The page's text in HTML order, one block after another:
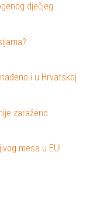
dječjeg
i u Hrvatskoj
zaraženo
mesa u EU!